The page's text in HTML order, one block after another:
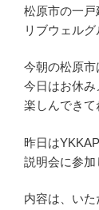
松原市の一
リブウェル
今朝の松原市
今日はお休
楽しんできて
昨日は
説明会に参加
内容は、い